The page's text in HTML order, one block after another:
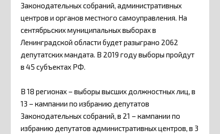
Законодательных собраний, административных
центров и органов местного самоуправления. На
сентябрьских муниципальных выборах в
Ленинградской области будет разыграно 2062
депутатских мандата. В 2019 году выборы пройдут
в 45 субъектах РФ.
В 18 регионах – выборы высших должностных лиц, в
13 – кампании по избранию депутатов
Законодательных собраний, в 21 – кампании по
избранию депутатов административных центров, в 3